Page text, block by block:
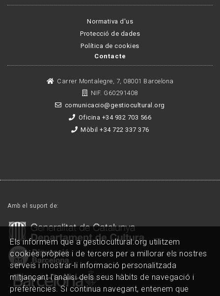
Normativa d'us
Protecció de dades
Política de cookies
Contacte
Carrer Montalegre, 7, 08001 Barcelona
NIF. G60291408
comunicacio@gestiocultural.org
Oficina +34 932 703 566
Mòbil +34 722 337 376
Amb el suport de:
Els informem que a gestiocultural.org utilitzem
cookies pròpies i de tercers per a millorar els nostres
serveis i mostrar-li informació personalitzada
mitjançant l'anàlisi dels seus hàbits de navegació i
preferències. Si continua navegant, entenem que